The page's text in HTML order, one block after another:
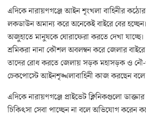
এদিকে নারায়ণগঞ্জে আইন শৃংখলা বাহিনীর
লকডাউন অমান্য করে অনেকেই বাইরে বের
অজুহাতে মানুষকে ঘোরাফেরা করতে দেখা যাচ্ছে।
শ্রমিকরা নানা কৌশল অবলম্বন করে জেলার বাইরে
তাদের রোধ করতে জেলায় সড়ক মহাসড়ক ও
চেকপোস্টে আইনশৃঙ্খলাবাহিনী কাজ করছেন বলে
এদিকে নারায়ণগঞ্জে প্রাইভেট ক্লিনিকগুলো
চিকিৎসা সেবা পাচ্ছেন না বলে অভিযোগ করেন